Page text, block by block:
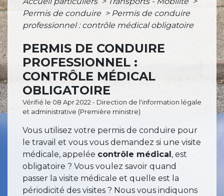
Permis de conduire > Permis de conduire
professionnel : contrôle médical obligatoire
PERMIS DE CONDUIRE
PROFESSIONNEL :
CONTRÔLE MÉDICAL
OBLIGATOIRE
Vérifié le 08 Apr 2022 - Direction de l'information légale
et administrative (Première ministre)
Vous utilisez votre permis de conduire pour
le travail et vous vous demandez si une visite
médicale, appelée contrôle médical , est
obligatoire ? Vous voulez savoir quand
passer la visite médicale et quelle est la
périodicité des visites ? Nous vous indiquons